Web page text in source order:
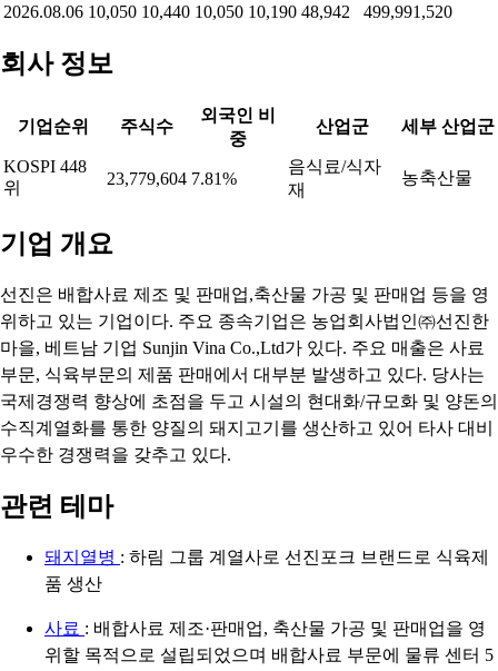
2026.08.06 10,050 10,440 10,050 10,190 48,942 499,991,520
회사 정보
기업순위 주식수
외국인 비
중
산업군 세부 산업군
KOSPI 448
위
23,779,604 7.81%
음식료/식자
재
농축산물
기업 개요
선진은 배합사료 제조 및 판매업,축산물 가공 및 판매업 등을 영
위하고 있는 기업이다. 주요 종속기업은 농업회사법인㈜선진한
마을, 베트남 기업 Sunjin Vina Co.,Ltd가 있다. 주요 매출은 사료
부문, 식육부문의 제품 판매에서 대부분 발생하고 있다. 당사는
국제경쟁력 향상에 초점을 두고 시설의 현대화/규모화 및 양돈의
수직계열화를 통한 양질의 돼지고기를 생산하고 있어 타사 대비
우수한 경쟁력을 갖추고 있다.
관련 테마
돼지열병 : 하림 그룹 계열사로 선진포크 브랜드로 식육제
품 생산
사료 : 배합사료 제조·판매업, 축산물 가공 및 판매업을 영
위할 목적으로 설립되었으며 배합사료 부문에 물류 센터 5